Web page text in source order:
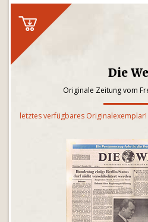
Die
Originale Zeitung vom
letztes verfügbares Originalexemplar!